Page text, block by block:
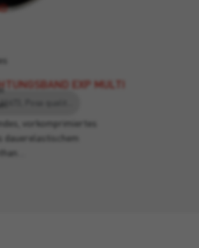
EXP MULTI
vorkomprimiertes